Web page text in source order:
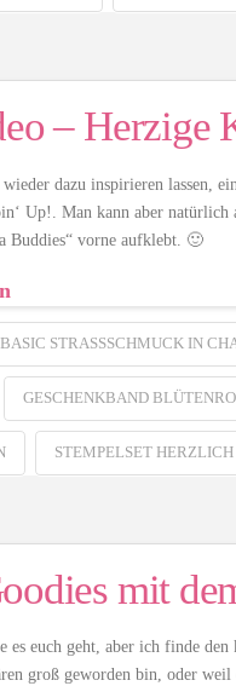
– Herzige
dazu inspirieren lassen,
Up!. Man kann aber
Buddies“ vorne aufklebt.
BASIC STRASSSCHMUCK IN
GESCHENKBAND
STEMPELSET HERZLICH
mit
euch geht, aber ich finde
groß geworden bin, oder